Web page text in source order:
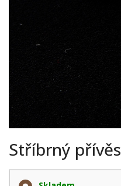
Stříbrný přívěs